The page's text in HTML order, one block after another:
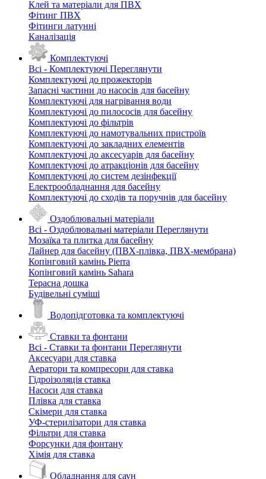
Клей та матеріали для ПВХ
Фітинг ПВХ
Фітинги латунні
Каналізація
Комплектуючі
Всі - Комплектуючі Переглянути
Комплектуючі до прожекторів
Запасні частини до насосів для басейну
Комплектуючі для нагрівання води
Комплектуючі до пилососів для басейну
Комплектуючі до фільтрів
Комплектуючі до намотувальних пристроїв
Комплектуючі до закладних елементів
Комплектуючі до аксесуарів для басейну
Комплектуючі до атракціонів для басейну
Комплектуючі до систем дезінфекції
Електрообладнання для басейну
Комплектуючі до сходів та поручнів для басейну
Оздоблювальні матеріали
Всі - Оздоблювальні матеріали Переглянути
Мозаїка та плитка для басейну
Лайнер для басейну (ПВХ-плівка, ПВХ-мембрана)
Копінговий камінь Pierra
Копінговий камінь Sahara
Терасна дошка
Будівельні суміші
Водопідготовка та комплектуючі
Ставки та фонтани
Всі - Ставки та фонтани Переглянути
Аксесуари для ставка
Аератори та компресори для ставка
Гідроізоляція ставка
Насоси для ставка
Плівка для ставка
Скімери для ставка
УФ-стерилізатори для ставка
Фільтри для ставка
Форсунки для фонтану
Хімія для ставка
Обладнання для саун